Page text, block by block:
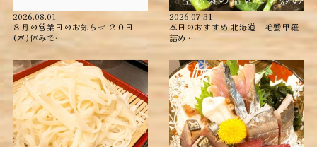
2026.08.01
８月の営業日のお知らせ ２０日
(木)休みで…
2026.07.31
本日のおすすめ ︎北海道 毛蟹甲羅
詰め ︎…